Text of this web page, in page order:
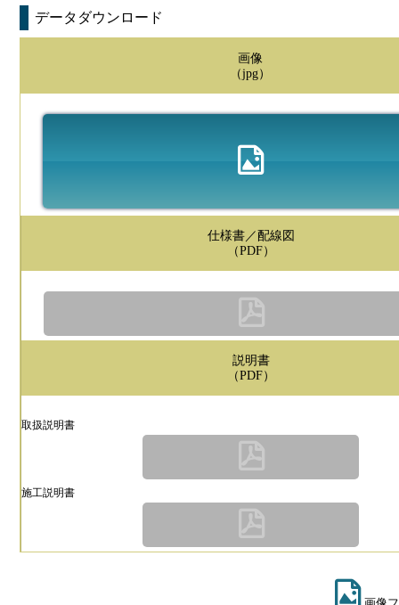
データダウンロード
画像
（jpg）
仕様書／配線図
（PDF）
説明書
（PDF）
取扱説明書
施工説明書